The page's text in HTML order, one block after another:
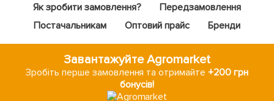
Як зробити замовлення?
Передзамовлення
Постачальникам
Оптовий прайс Бренди
Завантажуйте Agromarket
Зробіть перше замовлення та отримайте+200 грн
бонусів!